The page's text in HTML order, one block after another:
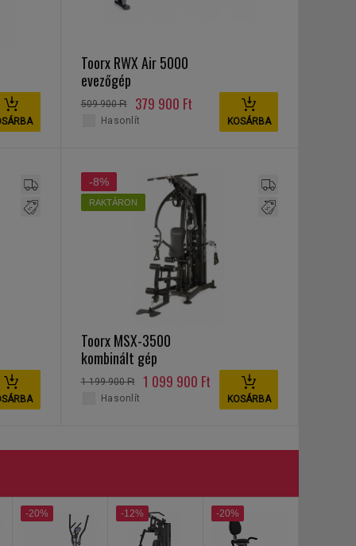
Toorx RWX Air 5000
evezőgép
509 900 Ft 379 900 Ft
KOSÁRBA
Hasonlít
-8%
RAKTÁRON
Toorx MSX-3500
kombinált gép
1 199 900 Ft 1 099 900 Ft
KOSÁRBA
Hasonlít
-20% -12% -20%